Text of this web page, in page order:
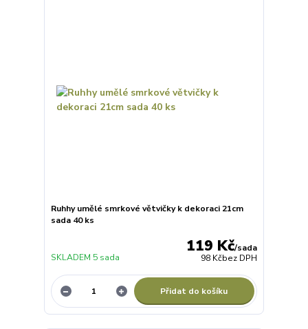
Ruhhy umělé smrkové větvičky k dekoraci 21cm
sada 40 ks
119 Kč/sada
98 Kčbez DPH
SKLADEM 5 sada
Přidat do košíku